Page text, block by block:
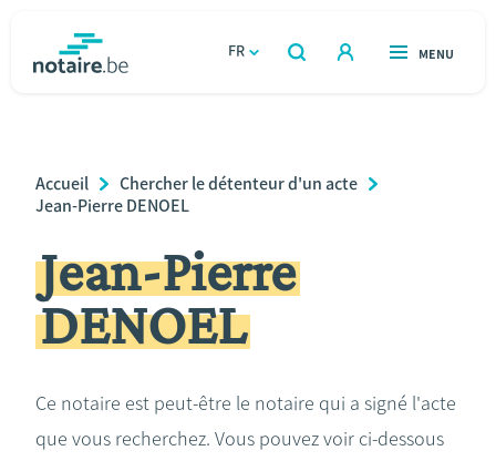
FR
OUVERT
RECHERCHER
OUVERT
MENU
Relations et vivre ensemble
Héritage et donations
Entreprendre
Calculateurs
Breadcrumb
Accueil
Chercher le détenteur d'un acte
Jean-Pierre DENOEL
Jean-Pierre
DENOEL
Ce notaire est peut-être le notaire qui a signé l'acte
que vous recherchez. Vous pouvez voir ci-dessous